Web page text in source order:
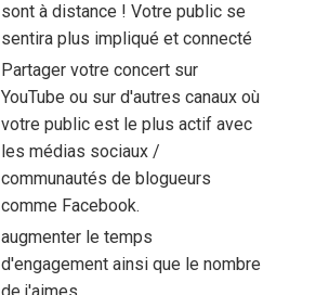
sont à distance ! Votre public se
sentira plus impliqué et connecté
Partager votre concert sur
YouTube ou sur d'autres canaux où
votre public est le plus actif avec
les médias sociaux /
communautés de blogueurs
comme Facebook.
augmenter le temps
d'engagement ainsi que le nombre